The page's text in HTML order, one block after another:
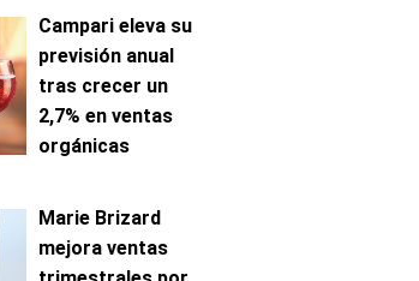
Campari eleva su
previsión anual
tras crecer un
2,7% en ventas
orgánicas
Marie Brizard
mejora ventas